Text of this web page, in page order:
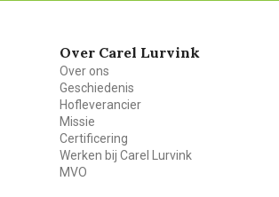
Over Carel Lurvink
Over ons
Geschiedenis
Hofleverancier
Missie
Certificering
Werken bij Carel Lurvink
MVO